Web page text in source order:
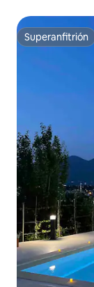
Superanfitrión
Superanfitrión